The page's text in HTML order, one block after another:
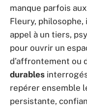
manque parfois
Fleury,
appel à un tiers,
pour ouvrir un
d’affrontement ou
durables
repérer ensemble
persistante,